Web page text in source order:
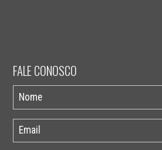
FALE CONOSCO